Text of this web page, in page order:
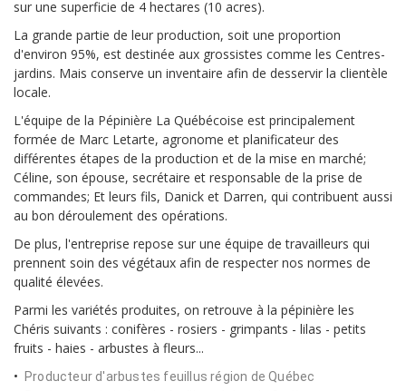
sur une superficie de 4 hectares (10 acres).
La grande partie de leur production, soit une proportion
d'environ 95%, est destinée aux grossistes comme les Centres-
jardins. Mais conserve un inventaire afin de desservir la clientèle
locale.
L'équipe de la Pépinière La Québécoise est principalement
formée de Marc Letarte, agronome et planificateur des
différentes étapes de la production et de la mise en marché;
Céline, son épouse, secrétaire et responsable de la prise de
commandes; Et leurs fils, Danick et Darren, qui contribuent aussi
au bon déroulement des opérations.
De plus, l'entreprise repose sur une équipe de travailleurs qui
prennent soin des végétaux afin de respecter nos normes de
qualité élevées.
Parmi les variétés produites, on retrouve à la pépinière les
Chéris suivants : conifères - rosiers - grimpants - lilas - petits
fruits - haies - arbustes à fleurs...
Producteur d'arbustes feuillus région de Québec